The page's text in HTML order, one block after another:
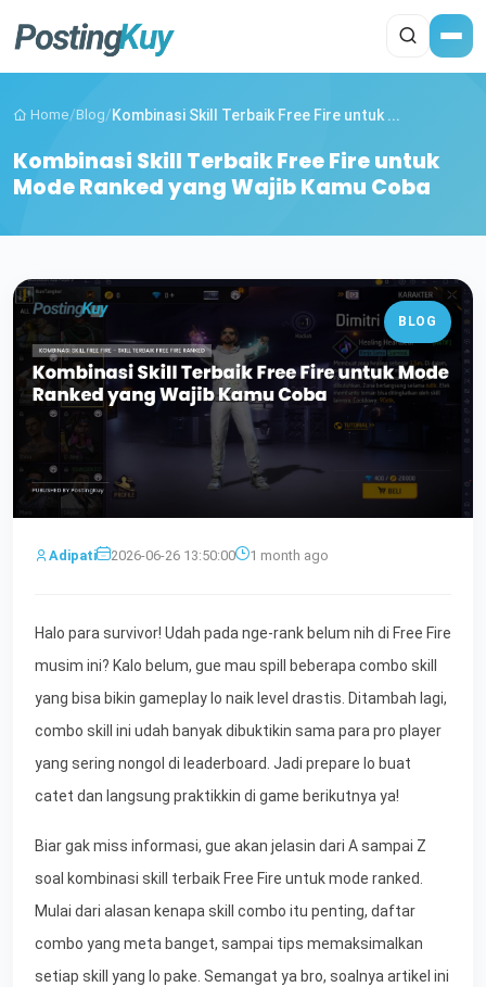
Home/Blog/Kombinasi Skill Terbaik Free Fire untuk ...
Kombinasi Skill Terbaik Free Fire untuk
Mode Ranked yang Wajib Kamu Coba
BLOG
Adipati 2026-06-26 13:50:00 1 month ago
Halo para survivor! Udah pada nge-rank belum nih di Free Fire
musim ini? Kalo belum, gue mau spill beberapa combo skill
yang bisa bikin gameplay lo naik level drastis. Ditambah lagi,
combo skill ini udah banyak dibuktikin sama para pro player
yang sering nongol di leaderboard. Jadi prepare lo buat
catet dan langsung praktikkin di game berikutnya ya!
Biar gak miss informasi, gue akan jelasin dari A sampai Z
soal kombinasi skill terbaik Free Fire untuk mode ranked.
Mulai dari alasan kenapa skill combo itu penting, daftar
combo yang meta banget, sampai tips memaksimalkan
setiap skill yang lo pake. Semangat ya bro, soalnya artikel ini